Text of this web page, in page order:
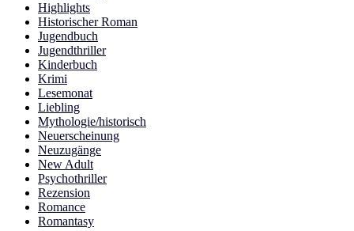
Highlights
Historischer Roman
Jugendbuch
Jugendthriller
Kinderbuch
Krimi
Lesemonat
Liebling
Mythologie/historisch
Neuerscheinung
Neuzugänge
New Adult
Psychothriller
Rezension
Romance
Romantasy